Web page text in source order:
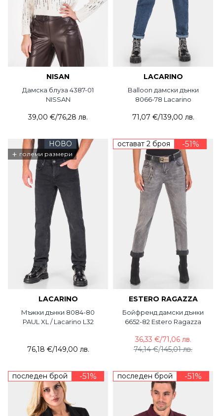
NISAN
Дамска блуза 4387-01
NISSAN
39,00 €/76,28 лв.
LACARINO
Balloon дамски дънки
8066-78 Lacarino
71,07 €/139,00 лв.
НОВО
+ големи размери
LACARINO
Мъжки дънки 8084-80
PAUL XL / Lacarino L32
76,18 €/149,00 лв.
остават 2 броя -51%
ESTERO RAGAZZA
Бойфренд дамски дънки
6652-82 Estero Ragazza
74,14 €/145,01 лв.
36,33 €/71,06 лв.
последен брой -51% последен брой -51%